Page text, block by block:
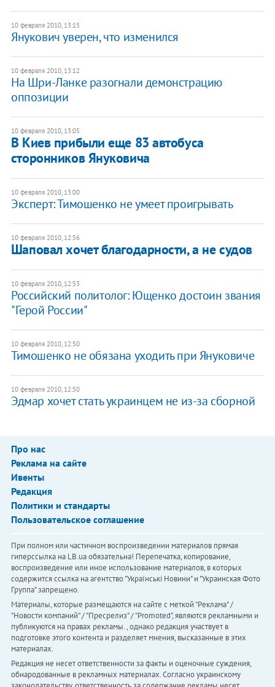
10 февраля 2010, 13:15
Янукович уверен, что изменился
10 февраля 2010, 13:12
На Шри-Ланке разогнали демонстрацию
оппозиции
10 февраля 2010, 13:05
В Киев прибыли еще 83 автобуса
сторонников Януковича
10 февраля 2010, 13:00
Эксперт: Тимошенко не умеет проигрывать
10 февраля 2010, 12:56
Шаповал хочет благодарности, а не судов
10 февраля 2010, 12:53
Российский политолог: Ющенко достоин звания
"Герой России"
10 февраля 2010, 12:50
Тимошенко не обязана уходить при Януковиче
10 февраля 2010, 12:50
Эдмар хочет стать украинцем не из-за сборной
Про нас
Реклама на сайте
Ивенты
Редакция
Политики и стандарты
Пользовательское соглашение
При полном или частичном воспроизведении материалов прямая
гиперссылка на LB.ua обязательна! Перепечатка, копирование,
воспроизведение или иное использование материалов, в которых
содержится ссылка на агентство "Українськi Новини" и "Украинская Фото
Группа" запрещено.
Материалы, которые размещаются на сайте с меткой "Реклама" /
"Новости компаний" / "Пресрелиз" / "Promoted", являются рекламными и
публикуются на правах рекламы. , однако редакция участвует в
подготовке этого контента и разделяет мнения, высказанные в этих
материалах.
Редакция не несет ответственности за факты и оценочные суждения,
обнародованные в рекламных материалах. Согласно украинскому